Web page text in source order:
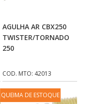
Adicionar Ao
Carrinho
AGULHA AR CBX250
TWISTER/TORNADO
250
COD. MTO: 42013
QUEIMA DE ESTOQUE